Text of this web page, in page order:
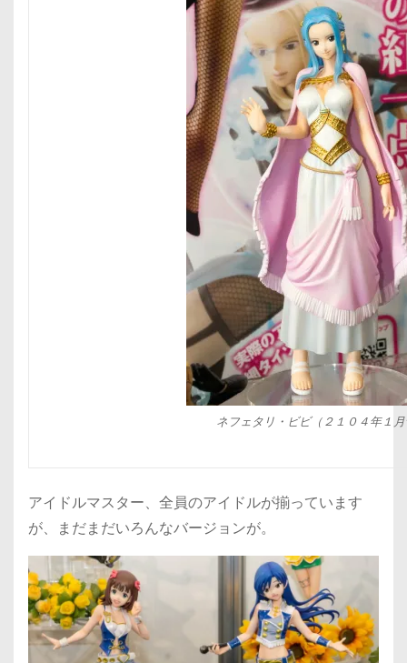
ネフェタリ・ビビ（２１０４年１
アイドルマスター、全員のアイドルが揃っています
が、まだまだいろんなバージョンが。